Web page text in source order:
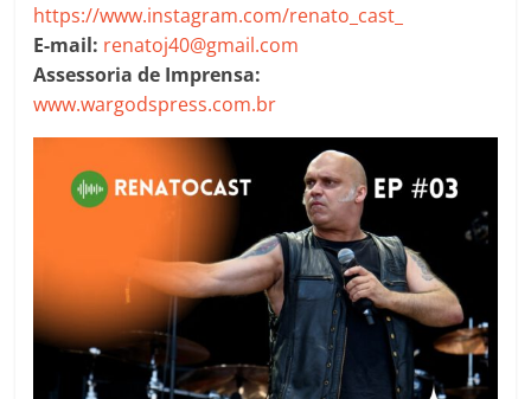
https://www.instagram.com/renato_cast_
E-mail: renatoj40@gmail.com
Assessoria de Imprensa:
www.wargodspress.com.br